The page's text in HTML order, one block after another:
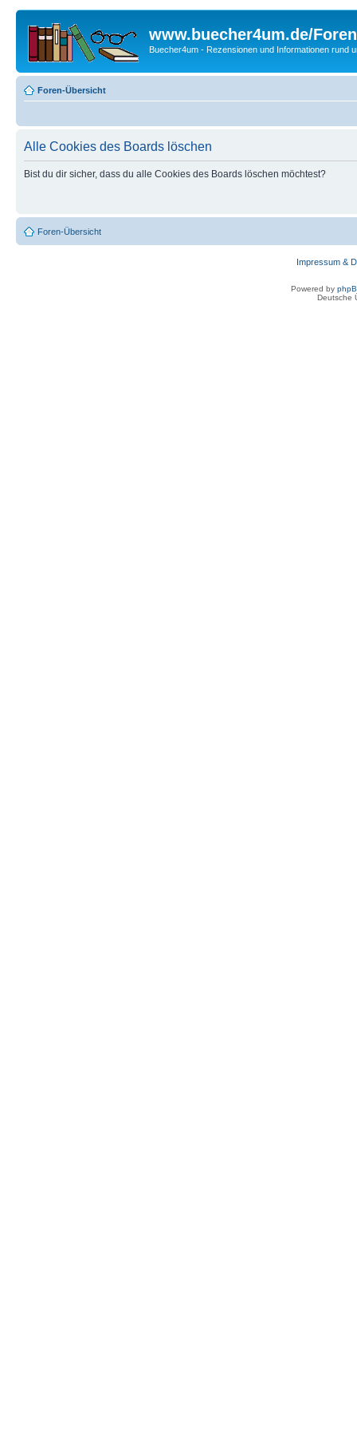
www.buecher4um.de/Foren
Buecher4um - Rezensionen und Informationen rund
Foren-Übersicht
Alle Cookies des Boards löschen
Bist du dir sicher, dass du alle Cookies des Boards löschen möchtest?
Foren-Übersicht
Impressum &
Powered by
Deutsche